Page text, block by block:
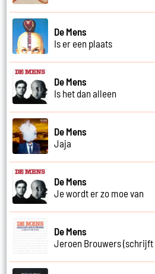
De Mens
Is er een plaats
De Mens
Is het dan alleen
De Mens
Jaja
De Mens
Je wordt er zo moe van
De Mens
Jeroen Brouwers (schrijft